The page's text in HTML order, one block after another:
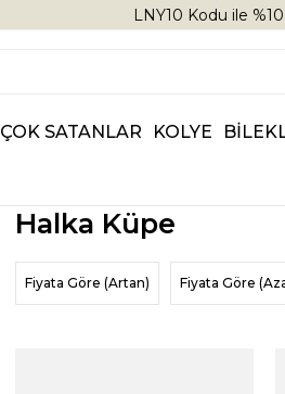
LNY10 Kodu ile
ÇOK SATANLAR KOLYE
Halka Küpe
Fiyata Göre (Artan) Fiyata Göre